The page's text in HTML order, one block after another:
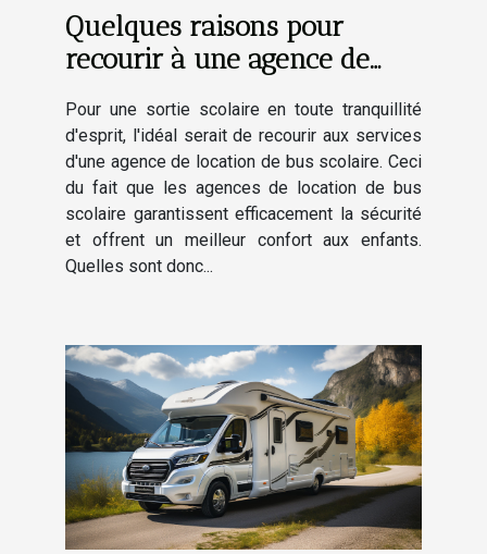
Quelques raisons pour
recourir à une agence de
Pour une sortie scolaire en toute tranquillité
d'esprit, l'idéal serait de recourir aux services
d'une agence de location de bus scolaire. Ceci
du fait que les agences de location de bus
scolaire garantissent efficacement la sécurité
et offrent un meilleur confort aux enfants.
Quelles sont donc...